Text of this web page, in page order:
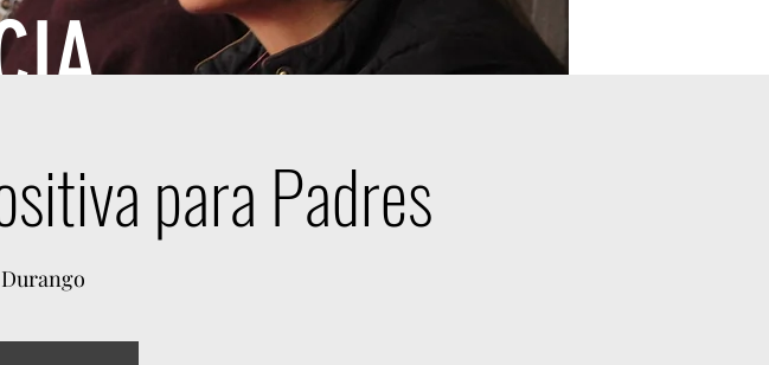
para Padres
Durango